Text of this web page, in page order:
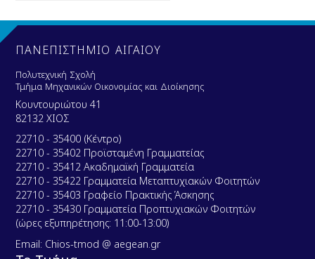
ΠΑΝΕΠΙΣΤΗΜΙΟ ΑΙΓΑΙΟΥ
Πολυτεχνική Σχολή
Τμήμα Μηχανικών Οικονομίας και Διοίκησης
Κουντουριώτου 41
82132 ΧΙΟΣ
22710 - 35400 (Κέντρο)
22710 - 35402 Προϊσταμένη Γραμματείας
22710 - 35412 Ακαδημαϊκή Γραμματεία
22710 - 35422 Γραμματεία Μεταπτυχιακών Φοιτητών
22710 - 35403 Γραφείο Πρακτικής Άσκησης
22710 - 35430 Γραμματεία Προπτυχιακών Φοιτητών
(ώρες εξυπηρέτησης: 11:00-13:00)
Email: Chios-tmod @ aegean.gr